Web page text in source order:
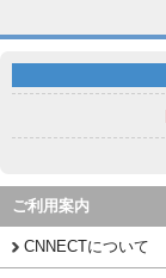
ご利用案内
CNNECTについて